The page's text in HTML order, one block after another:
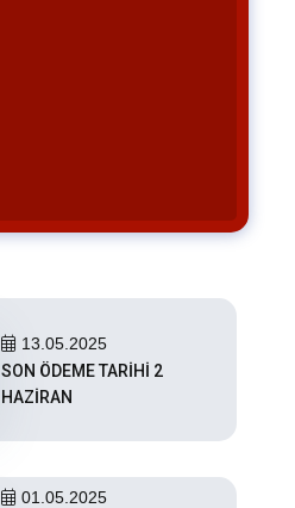
13.05.2025
SON ÖDEME TARİHİ 2
HAZİRAN
01.05.2025